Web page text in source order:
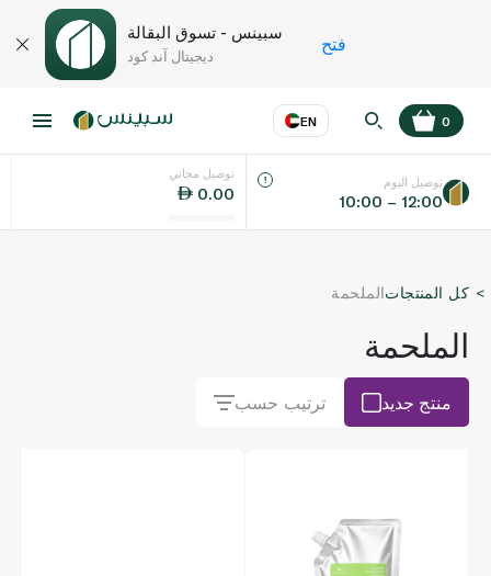
سبينس - تسوق البقالة
ديجيتال آند كود
فتح
EN
اللغة عر
0
توصيل مجاني
0.00
توصيل اليوم
10:00 – 12:00
كل المنتجاتالملحمة
الملحمة
منتج جديد ترتيب حسب